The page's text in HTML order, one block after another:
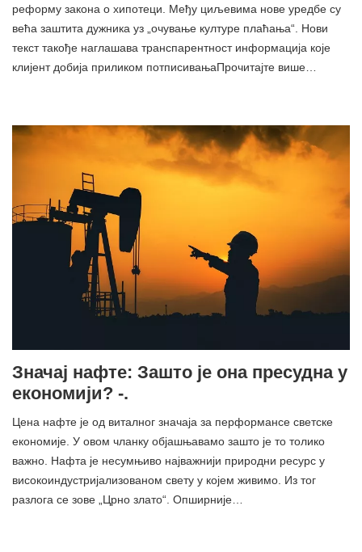
реформу закона о хипотеци. Међу циљевима нове уредбе су
већа заштита дужника уз „очување културе плаћања“. Нови
текст такође наглашава транспарентност информација које
клијент добија приликом потписивањаПрочитајте више…
Значај нафте: Зашто је она пресудна у
економији? -.
Цена нафте је од виталног значаја за перформансе светске
економије. У овом чланку објашњавамо зашто је то толико
важно. Нафта је несумњиво најважнији природни ресурс у
високоиндустријализованом свету у којем живимо. Из тог
разлога се зове „Црно злато“. Опширније…